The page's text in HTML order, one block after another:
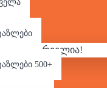
500+
ცარიელია!